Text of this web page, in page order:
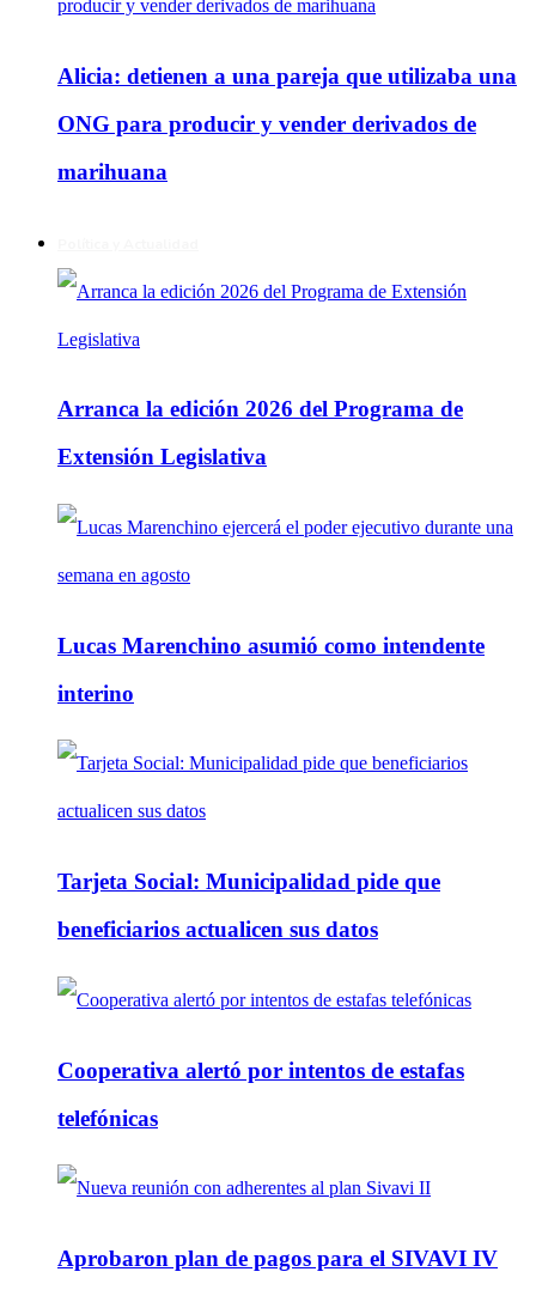
Alicia: detienen a una pareja que utilizaba una
ONG para producir y vender derivados de
marihuana
Arranca la edición 2026 del Programa de
Extensión Legislativa
Lucas Marenchino asumió como intendente
interino
Tarjeta Social: Municipalidad pide que
beneficiarios actualicen sus datos
Cooperativa alertó por intentos de estafas
telefónicas
Aprobaron plan de pagos para el SIVAVI IV